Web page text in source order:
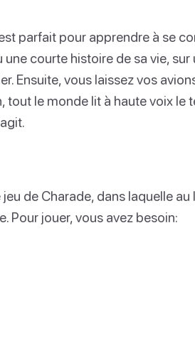
parfait pour apprendre à se
courte histoire de sa vie, sur
Ensuite, vous laissez vos
tout le monde lit à haute voix le
de Charade, dans laquelle
Pour jouer, vous avez besoin: